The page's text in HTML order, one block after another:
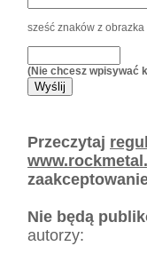
sześć znaków z
(Nie chcesz wpisywać
Przeczytaj
Nie będą
autorzy: